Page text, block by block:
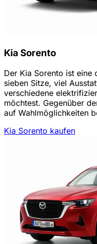
Kia Sorento
Der Kia Sorento ist eine
sieben Sitze, viel
verschiedene
möchtest. Gegenüber
auf Wahlmöglichkeiten
Kia Sorento kaufen